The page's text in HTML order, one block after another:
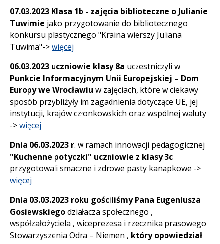
07.03.2023 Klasa 1b - zajęcia biblioteczne o Julianie
Tuwimie jako przygotowanie do bibliotecznego
konkursu plastycznego "Kraina wierszy Juliana
Tuwima"->więcej
06.03.2023 uczniowie klasy 8a uczestniczyli w
Punkcie Informacyjnym Unii Europejskiej – Dom
Europy we Wrocławiu w zajęciach, które w ciekawy
sposób przybliżyły im zagadnienia dotyczące UE, jej
instytucji, krajów członkowskich oraz wspólnej waluty
->więcej
Dnia 06.03.2023 r. w ramach innowacji pedagogicznej
"Kuchenne potyczki" uczniowie z klasy 3c
przygotowali smaczne i zdrowe pasty kanapkowe ->
więcej
Dnia 03.03.2023 roku gościliśmy Pana Eugeniusza
Gosiewskiegodziałacza społecznego ,
współzałożyciela , wiceprezesa i rzecznika prasowego
Stowarzyszenia Odra – Niemen , który opowiedział